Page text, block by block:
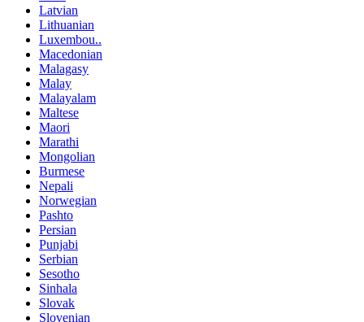
Latvian
Lithuanian
Luxembou..
Macedonian
Malagasy
Malay
Malayalam
Maltese
Maori
Marathi
Mongolian
Burmese
Nepali
Norwegian
Pashto
Persian
Punjabi
Serbian
Sesotho
Sinhala
Slovak
Slovenian